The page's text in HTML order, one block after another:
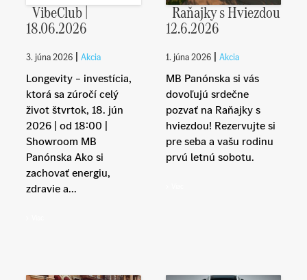
VibeClub |
18.06.2026
3. júna 2026 | Akcia
Longevity – investícia,
ktorá sa zúročí celý
život štvrtok, 18. jún
2026 | od 18:00 |
Showroom MB
Panónska Ako si
zachovať energiu,
zdravie a...
Raňajky s Hviezdou
12.6.2026
1. júna 2026 | Akcia
MB Panónska si vás
dovoľujú srdečne
pozvať na Raňajky s
hviezdou! Rezervujte si
pre seba a vašu rodinu
prvú letnú sobotu.